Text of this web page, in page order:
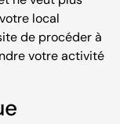
local
de procéder à
votre activité